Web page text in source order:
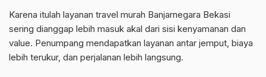
Karena itulah layanan travel murah Banjarnegara Bekasi
sering dianggap lebih masuk akal dari sisi kenyamanan dan
value. Penumpang mendapatkan layanan antar jemput, biaya
lebih terukur, dan perjalanan lebih langsung.